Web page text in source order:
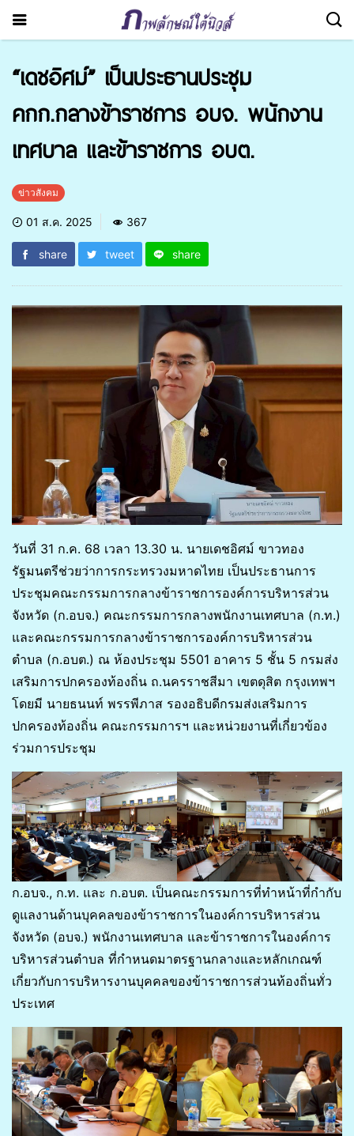
“เดชอิศม์” เป็นประธานประชุม
คกก.กลางข้าราชการ อบจ. พนักงาน
เทศบาล และข้าราชการ อบต.
ข่าวสังคม
01 ส.ค. 2025 367
share tweet share
วันที่ 31 ก.ค. 68 เวลา 13.30 น. นายเดชอิศม์ ขาวทอง
รัฐมนตรีช่วยว่าการกระทรวงมหาดไทย เป็นประธานการ
ประชุมคณะกรรมการกลางข้าราชการองค์การบริหารส่วน
จังหวัด (ก.อบจ.) คณะกรรมการกลางพนักงานเทศบาล (ก.ท.)
และคณะกรรมการกลางข้าราชการองค์การบริหารส่วน
ตำบล (ก.อบต.) ณ ห้องประชุม 5501 อาคาร 5 ชั้น 5 กรมส่ง
เสริมการปกครองท้องถิ่น ถ.นครราชสีมา เขตดุสิต กรุงเทพฯ
โดยมี นายธนนท์ พรรพีภาส รองอธิบดีกรมส่งเสริมการ
ปกครองท้องถิ่น คณะกรรมการฯ และหน่วยงานที่เกี่ยวข้อง
ร่วมการประชุม
ก.อบจ., ก.ท. และ ก.อบต. เป็นคณะกรรมการที่ทำหน้าที่กำกับ
ดูแลงานด้านบุคคลของข้าราชการในองค์การบริหารส่วน
จังหวัด (อบจ.) พนักงานเทศบาล และข้าราชการในองค์การ
บริหารส่วนตำบล ที่กำหนดมาตรฐานกลางและหลักเกณฑ์
เกี่ยวกับการบริหารงานบุคคลของข้าราชการส่วนท้องถิ่นทั่ว
ประเทศ